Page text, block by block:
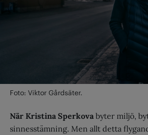
Foto: Viktor Gårdsäter.
När Kristina Sperkova byter miljö,
sinnesstämning. Men allt detta